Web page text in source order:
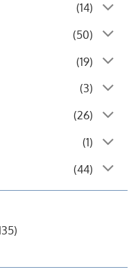
(14)
(50)
(19)
(3)
(26)
(1)
(44)